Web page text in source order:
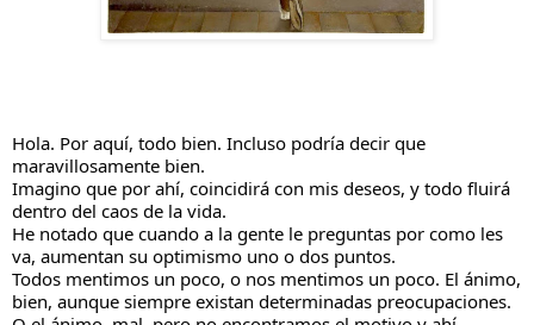
Hola. Por aquí, todo bien. Incluso podría decir que
maravillosamente bien.
Imagino que por ahí, coincidirá con mis deseos, y todo fluirá
dentro del caos de la vida.
He notado que cuando a la gente le preguntas por como les
va, aumentan su optimismo uno o dos puntos.
Todos mentimos un poco, o nos mentimos un poco. El ánimo,
bien, aunque siempre existan determinadas preocupaciones.